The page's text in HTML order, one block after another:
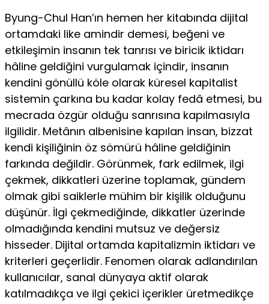
Byung-Chul Han’ın hemen her kitabında dijital
ortamdaki like amindir demesi, beğeni ve
etkileşimin insanın tek tan­rısı ve biricik iktidarı
hâline geldiğini vurgulamak içindir, insanın
kendini gönüllü köle olarak küresel kapitalist
siste­min çarkına bu kadar kolay fedâ etmesi, bu
mecrada özgür olduğu sanrısına kapılmasıyla
ilgilidir. Metânın albenisine kapılan insan, bizzat
kendi kişiliğinin öz sömürü hâline geldiğinin
farkında değildir. Görünmek, fark edilmek, ilgi
çekmek, dikkatleri üzerine toplamak, gündem
olmak gibi saiklerle mühim bir kişilik olduğunu
düşünür. İlgi çekme­diğinde, dikkatler üzerinde
olmadığında kendini mutsuz ve değersiz
hisseder. Dijital ortamda kapitalizmin iktidarı ve
kriterleri geçerlidir. Fenomen olarak adlandırılan
kullanı­cılar, sanal dünyaya aktif olarak
katılmadıkça ve ilgi çekici içerikler üretmedikçe